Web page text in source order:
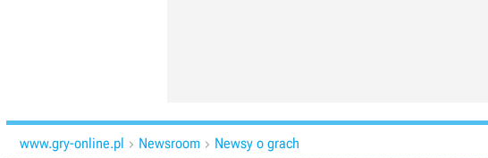
www.gry-online.pl  Newsroom  Newsy o grach